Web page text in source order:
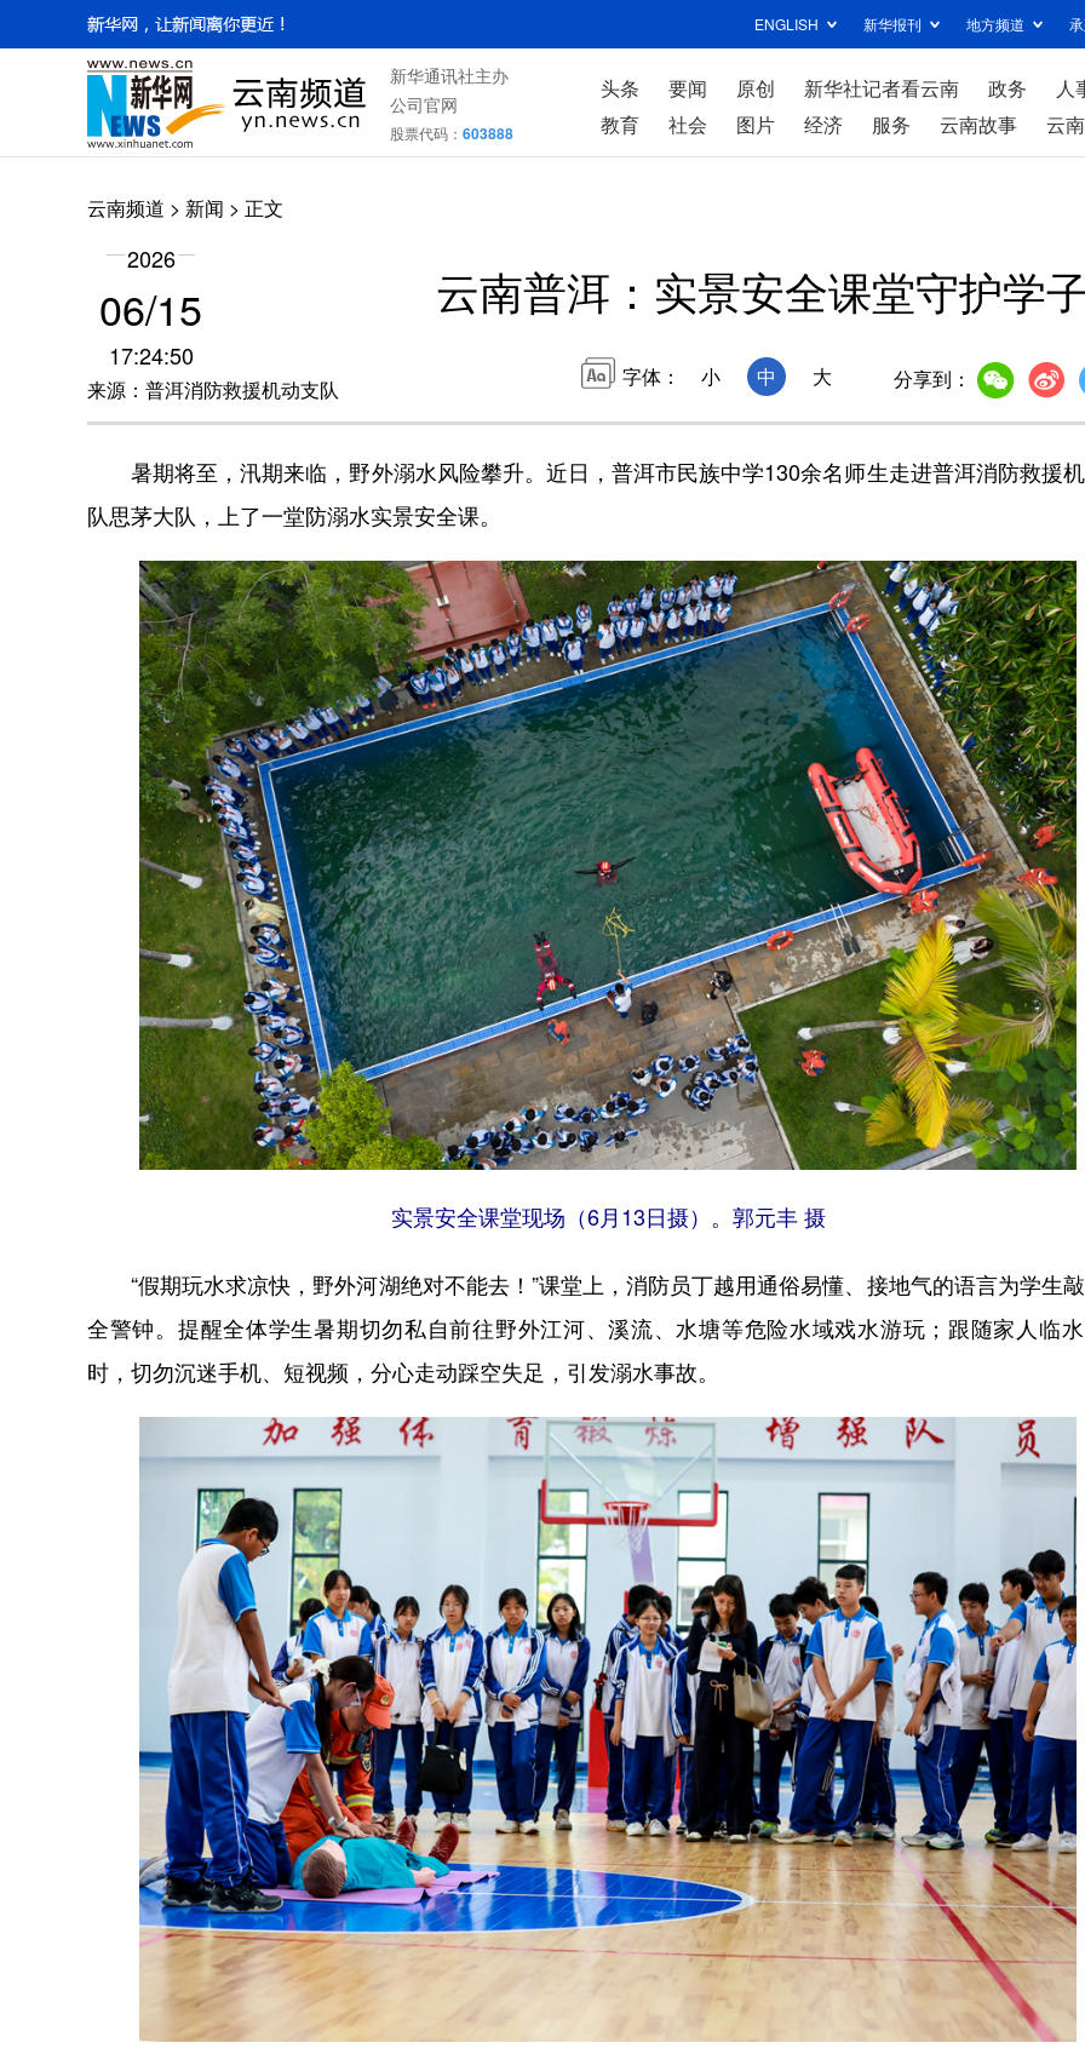
ENGLISH 新华报刊 地方频道
新华通讯社主办
公司官网
股票代码： 603888
头条 要闻 原创 新华社记者看云南 政务
人
教育
社会 图片 经济 服务 云南故事 云
云南频道 > 新闻 > 正文
2026
06/15
17:24:50
来源：普洱消防救援机动支队
云南普洱：实景安全课堂守护学
字体： 小 中 大 分享到：
暑期将至，汛期来临，野外溺水风险攀升。近日，普洱市民族中学130余名师生走进普洱消防救援
队思茅大队，上了一堂防溺水实景安全课。
实景安全课堂现场（6月13日摄）。郭元丰 摄
“假期玩水求凉快，野外河湖绝对不能去！”课堂上，消防员丁越用通俗易懂、接地气的语言为学生
全警钟。提醒全体学生暑期切勿私自前往野外江河、溪流、水塘等危险水域戏水游玩；跟随家人临
时，切勿沉迷手机、短视频，分心走动踩空失足，引发溺水事故。